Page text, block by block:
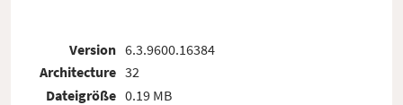
Version
Architecture
Dateigröße
6.3.9600.16384
32
0.19 MB